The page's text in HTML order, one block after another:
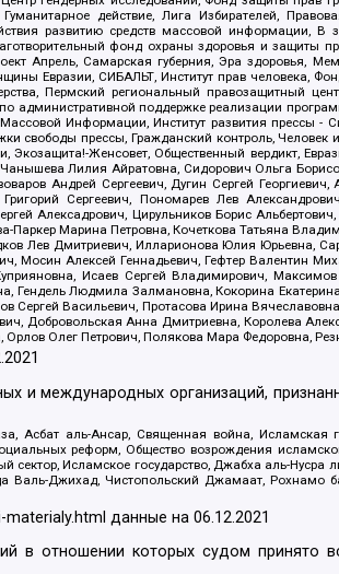
действие, Лига Избирателей,
развитию средств массовой информации,
фонд охраны здоровья и
Апрель, Самарская губерния, Эра здоровья,
Евразии, СИБАЛЬТ, Институт прав человека,
Пермский региональный правозащитный
поддержке реализации
Информации, Институт развития прессы -
свободы прессы, Гражданский контроль,
Женсовет, Общественный вердикт,
Лилия Айратовна, Сидорович Ольга
Андрей Сергеевич, Дугин Сергей
Сергеевич, Пономарев Лев
Алексадрович, Цирульников Борис
Марина Петровна, Кочеткова Татьяна
Лев Дмитриевич, Илларионова Юлия Юрьевна,
Мосин Алексей Геннадьевич, Гефтер Валентин
Исаев Сергей Владимирович,
Гендель Людмила Залмановна, Кокорина
Васильевич, Протасова Ирина
Добровольская Анна Дмитриевна, Королева
Олег Петрович, Полякова Мара Федоровна,
и международных организаций,
аль-Ансар, Священная война, Исламская
реформ, Общество возрождения
сектор, Исламское государство, Джабха аль-
Джихад, Чистопольский Джамаат, Рохнамо
данные на06.12.2021
в отношении которых судом принято